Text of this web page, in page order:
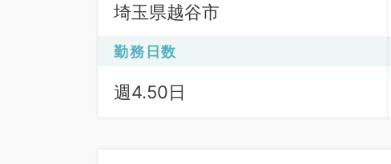
埼玉県越谷市
勤務日数
週4.50日